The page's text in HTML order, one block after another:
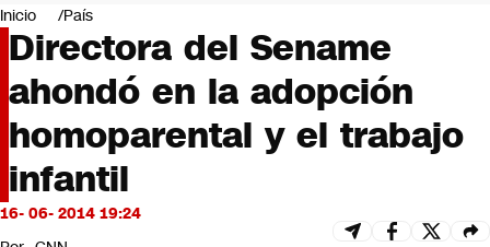
Negocios
Deportes
Programas completos
Cultura
Servicios
Bits
CNN tiempo
Futuro 360
Inicio País
Directora del Sename
ahondó en la adopción
homoparental y el trabajo
infantil
16- 06- 2014 19:24